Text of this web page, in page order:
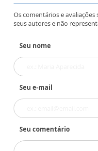
Os comentários e
seus autores e não
Seu nome
Seu e-mail
Seu comentário